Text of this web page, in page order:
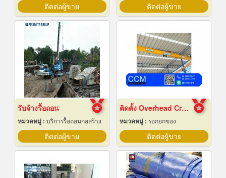
ติดต่อผู้ขาย ติดต่อผู้ขาย
รับจ้างรื้อถอน
หมวดหมู่ : บริการรื้อถอนก่อสร้าง
ติดต่อผู้ขาย
ติดตั้ง Overhead Crane
หมวดหมู่ : รอกยกของ
ติดต่อผู้ขาย